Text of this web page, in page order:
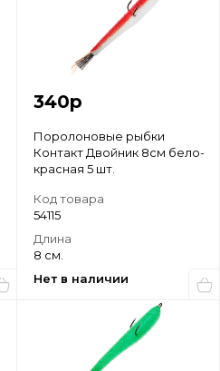
340р
Поролоновые рыбки
Контакт Двойник 8см бело-
красная 5 шт.
Код товара
54115
Длина
8 см.
Нет в наличии